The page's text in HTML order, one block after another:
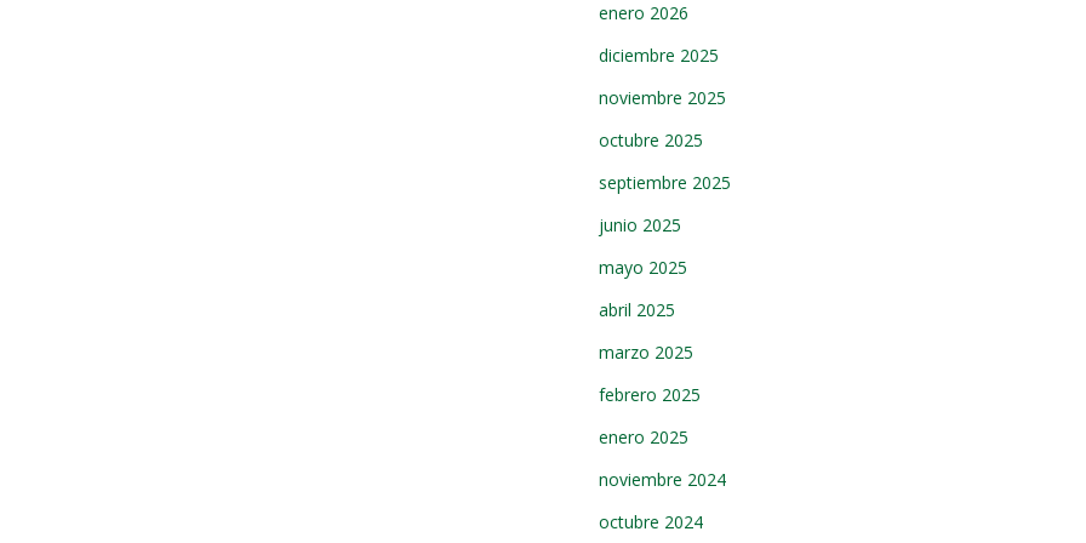
enero 2026
diciembre 2025
noviembre 2025
octubre 2025
septiembre 2025
junio 2025
mayo 2025
abril 2025
marzo 2025
febrero 2025
enero 2025
noviembre 2024
octubre 2024